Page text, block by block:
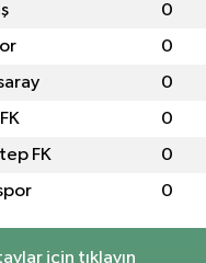
0
0
0
0
FK 0
0
için tıklayın